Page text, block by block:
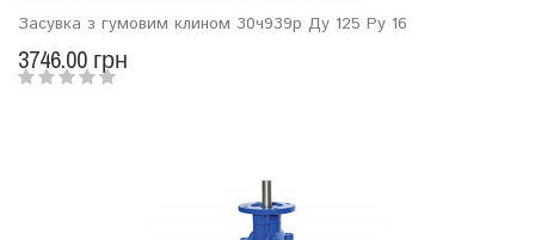
Засувка з гумовим клином 30ч939р Ду 125 Ру 16
3746.00 грн